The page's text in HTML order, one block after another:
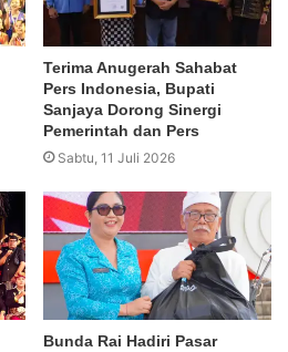
Terima Anugerah Sahabat
Pers Indonesia, Bupati
Sanjaya Dorong Sinergi
Pemerintah dan Pers
Sabtu, 11 Juli 2026
Bunda Rai Hadiri Pasar